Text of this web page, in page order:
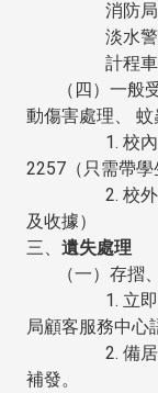
消防局 電
淡水警察局
計程車 電
（四）一般受
動傷害處理、 蚊
1. 校內：衛
2257（只需帶學
2. 校外：學
及收據）
三、 遺失處理
（一）存摺、
1. 立即向立
局顧客服務中心
2. 備居留證
補發。